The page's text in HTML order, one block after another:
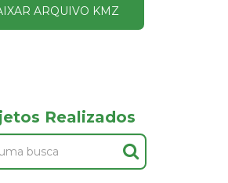
ARQUIVO KMZ
Realizados